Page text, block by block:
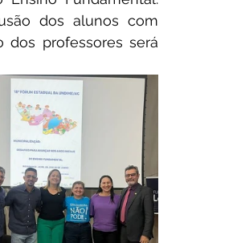
dos alunos com
dos professores será